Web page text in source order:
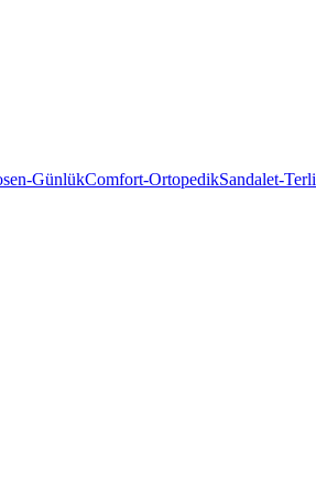
GünlükComfort-OrtopedikSandalet-